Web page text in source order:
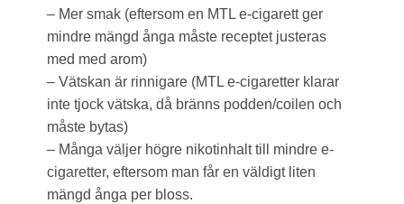
– Mer smak (eftersom en MTL e-cigarett ger
mindre mängd ånga måste receptet justeras
med med arom)
– Vätskan är rinnigare (MTL e-cigaretter klarar
inte tjock vätska, då bränns podden/coilen och
måste bytas)
– Många väljer högre nikotinhalt till mindre e-
cigaretter, eftersom man får en väldigt liten
mängd ånga per bloss.